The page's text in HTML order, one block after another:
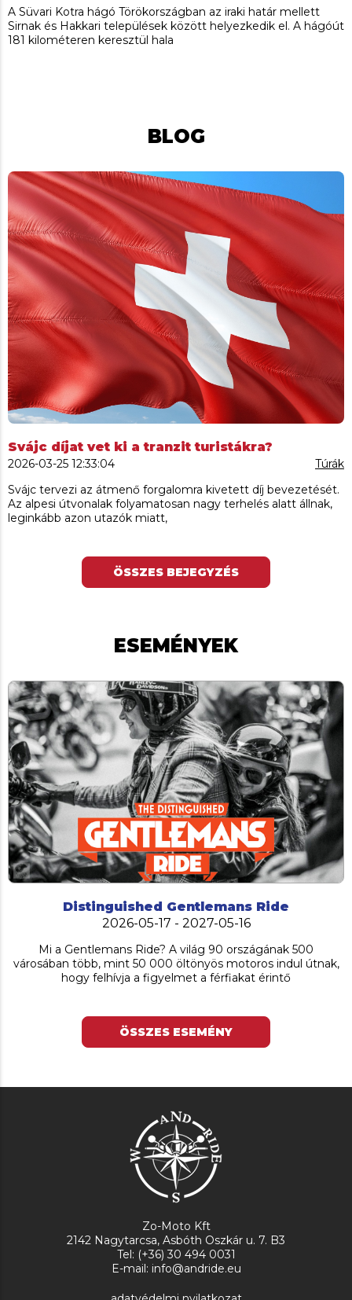
A Süvari Kotra hágó Törökországban az iraki határ mellett
Sirnak és Hakkari települések között helyezkedik el. A hágóút
181 kilométeren keresztül hala
BLOG
Svájc díjat vet ki a tranzit turistákra?
2026-03-25 12:33:04
Túrák
Svájc tervezi az átmenő forgalomra kivetett díj bevezetését.
Az alpesi útvonalak folyamatosan nagy terhelés alatt állnak,
leginkább azon utazók miatt,
ÖSSZES BEJEGYZÉS
ESEMÉNYEK
Distinguished Gentlemans Ride
2026-05-17 - 2027-05-16
Mi a Gentlemans Ride? A világ 90 országának 500
városában több, mint 50 000 öltönyös motoros indul útnak,
hogy felhívja a figyelmet a férfiakat érintő
ÖSSZES ESEMÉNY
Zo-Moto Kft
2142 Nagytarcsa, Asbóth Oszkár u. 7. B3
Tel: (+36) 30 494 0031
E-mail: info@andride.eu